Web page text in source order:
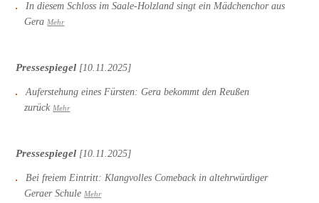
In diesem Schloss im Saale-Holzland singt ein Mädchenchor aus
Gera Mehr
Pressespiegel [10.11.2025]
Auferstehung eines Fürsten: Gera bekommt den Reußen
zurück Mehr
Pressespiegel [10.11.2025]
Bei freiem Eintritt: Klangvolles Comeback in altehrwürdiger
Geraer Schule Mehr